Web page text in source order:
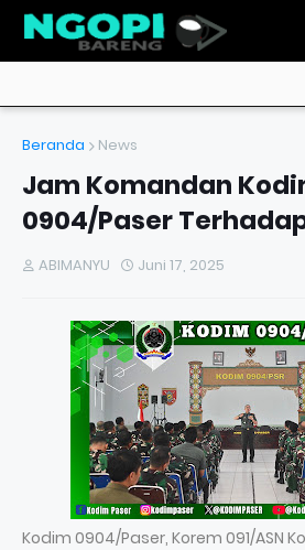
Beranda News
Jam Komandan
0904/Paser
ABIMANYU Juni 17, 2025
Kodim 0904/Paser, Korem 091/ASN